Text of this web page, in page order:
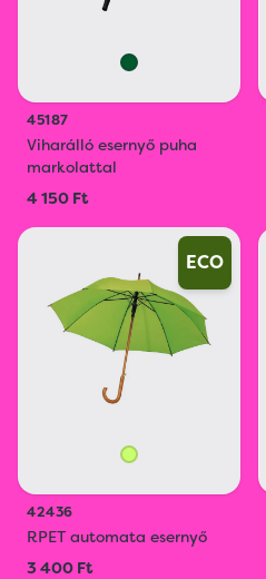
45187
Viharálló esernyő puha
markolattal
4 150 Ft
ECO
42436
RPET automata esernyő
3 400 Ft